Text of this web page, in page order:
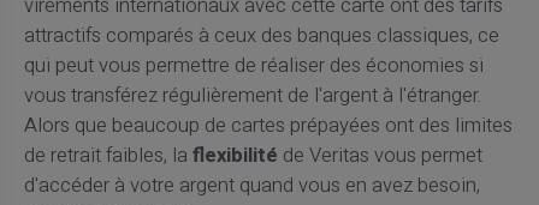
virements internationaux avec cette carte ont des tarifs
attractifs comparés à ceux des banques classiques, ce
qui peut vous permettre de réaliser des économies si
vous transférez régulièrement de l'argent à l'étranger.
Alors que beaucoup de cartes prépayées ont des limites
de retrait faibles, la flexibilité de Veritas vous permet
d'accéder à votre argent quand vous en avez besoin,